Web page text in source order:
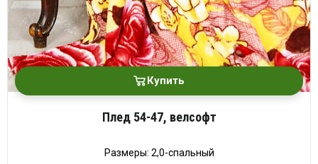
Купить
Плед 54-47, велсофт
Размеры: 2,0-спальный